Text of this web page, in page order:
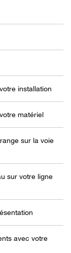
installation
matériel
sur la voie
sur votre ligne
avec votre